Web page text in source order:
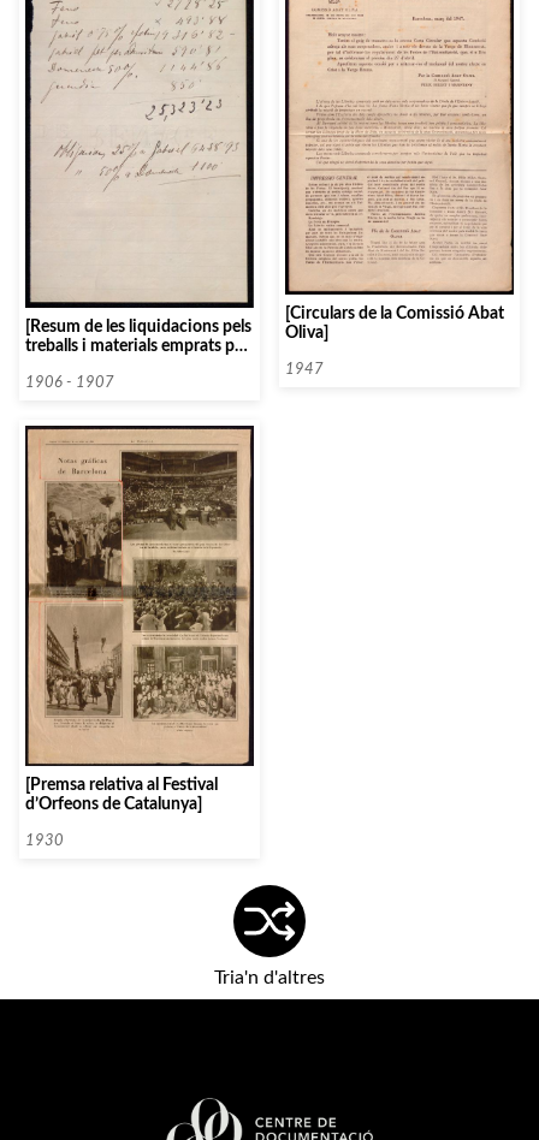
[Resum de les liquidacions pels
treballs i materials emprats per
Música Catalana]
1906 - 1907
[Circulars de la Comissió Abat
Oliva]
1947
[Premsa relativa al Festival
d’Orfeons de Catalunya]
1930
Tria'n d'altres